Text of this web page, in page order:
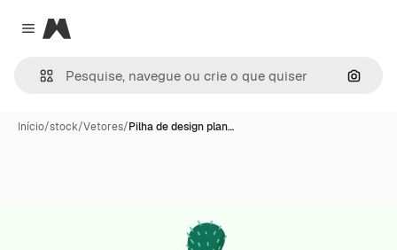
Close menu
Magnific
Início/stock/Vetores/Pilha de design plan…